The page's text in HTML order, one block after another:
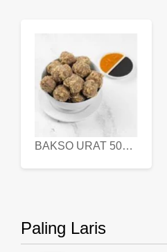
BAKSO URAT 500 GR
Paling Laris